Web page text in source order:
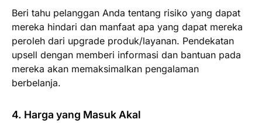
Beri tahu pelanggan Anda tentang risiko yang dapat
mereka hindari dan manfaat apa yang dapat mereka
peroleh dari upgrade produk/layanan. Pendekatan
upsell dengan memberi informasi dan bantuan pada
mereka akan memaksimalkan pengalaman
berbelanja.
4. Harga yang Masuk Akal